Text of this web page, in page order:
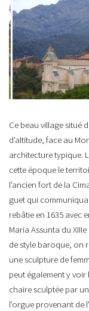
Ce beau village situé
d’altitude, face au
architecture typique.
cette époque le
l’ancien fort de la
guet qui
rebâtie en 1635 avec
Maria Assunta du
de style baroque, on
une sculpture de
peut également y voir
chaire sculptée par
l’orgue provenant de